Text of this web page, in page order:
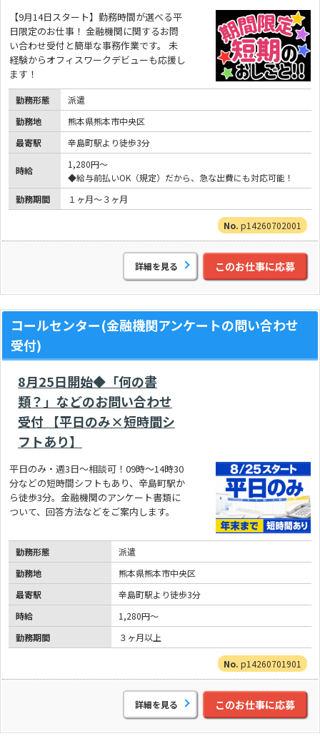
【9月14日スタート】勤務時間が選べる平
日限定のお仕事！ 金融機関に関するお問
い合わせ受付と簡単な事務作業です。 未
経験からオフィスワークデビューも応援し
ます！
勤務形態
派遣
勤務地
熊本県熊本市中央区
最寄駅
辛島町駅より徒歩3分
時給
1,280円～
◆給与前払いOK（規定）だから、急な出費にも対応可能！
勤務期間
１ヶ月～３ヶ月
p14260702001
詳細を見る このお仕事に応募
コールセンター(金融機関アンケートの問い合わせ
受付)
8月25日開始◆「何の書
類？」などのお問い合わせ
受付 【平日のみ×短時間シ
フトあり】
平日のみ・週3日～相談可！09時～14時30
分などの短時間シフトもあり、辛島町駅か
ら徒歩3分。金融機関のアンケート書類に
ついて、回答方法などをご案内します。
勤務形態
派遣
勤務地
熊本県熊本市中央区
最寄駅
辛島町駅より徒歩3分
時給
1,280円～
勤務期間
３ヶ月以上
p14260701901
詳細を見る このお仕事に応募